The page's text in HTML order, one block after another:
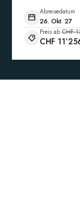
Abreisedatum
26. Okt. 27
Preis ab CHF
CHF